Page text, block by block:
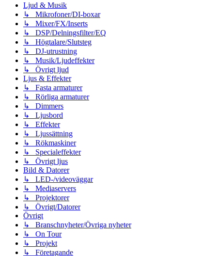
Ljud & Musik
↳ Mikrofoner/DI-boxar
↳ Mixer/FX/Inserts
↳ DSP/Delningsfilter/EQ
↳ Högtalare/Slutsteg
↳ DJ-utrustning
↳ Musik/Ljudeffekter
↳ Övrigt ljud
Ljus & Effekter
↳ Fasta armaturer
↳ Rörliga armaturer
↳ Dimmers
↳ Ljusbord
↳ Effekter
↳ Ljussättning
↳ Rökmaskiner
↳ Specialeffekter
↳ Övrigt ljus
Bild & Datorer
↳ LED-/videoväggar
↳ Mediaservers
↳ Projektorer
↳ Övrigt/Datorer
Övrigt
↳ Branschnyheter/Övriga nyheter
↳ On Tour
↳ Projekt
↳ Företagande